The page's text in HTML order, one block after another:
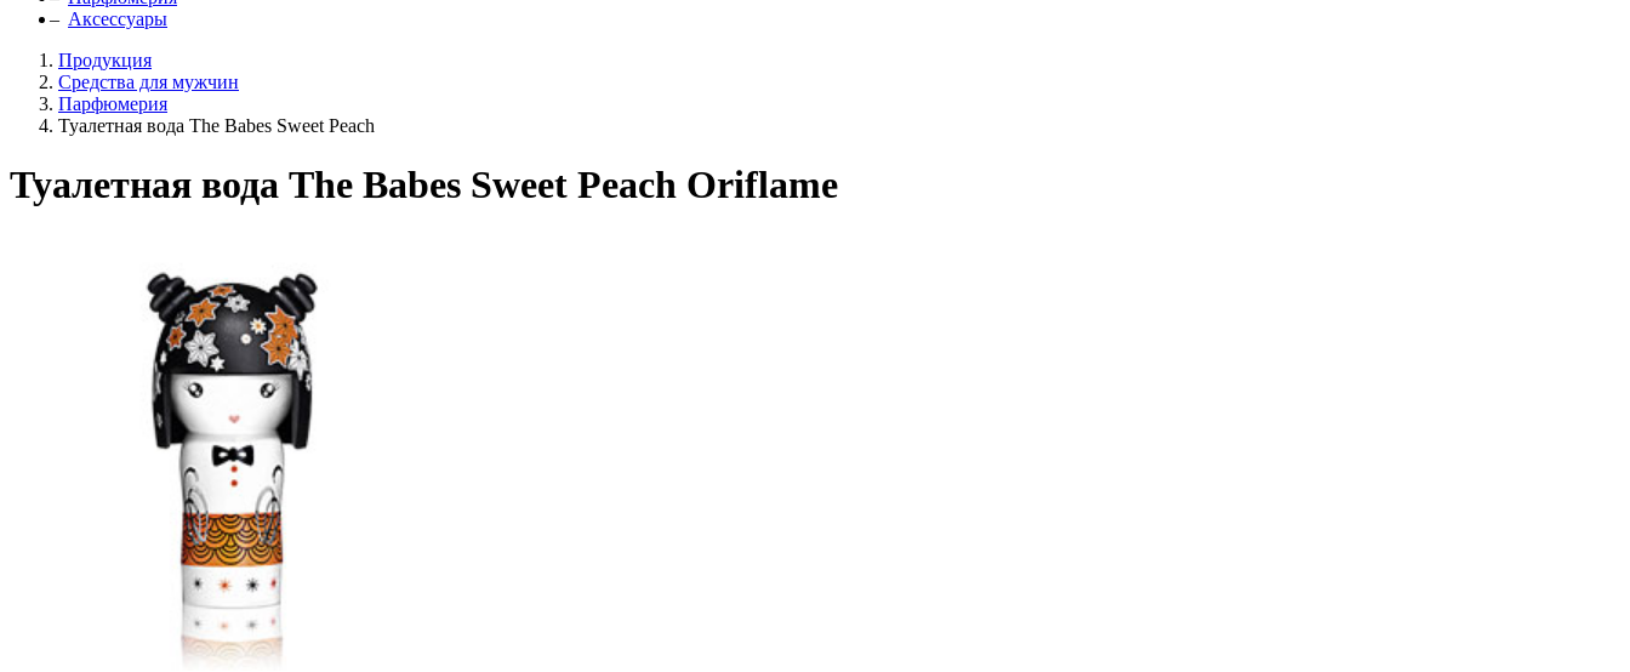
Аксессуары
Продукция
Средства для мужчин
Парфюмерия
Туалетная вода The Babes Sweet Peach
Туалетная вода The Babes Sweet Peach Oriflame